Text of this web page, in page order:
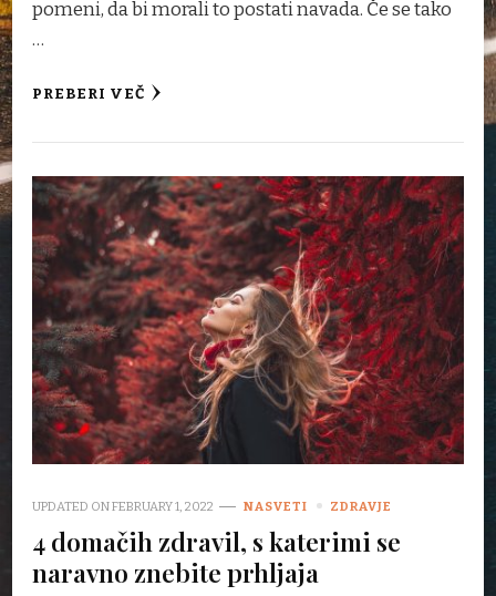
pomeni, da bi morali to postati navada. Če se tako
…
PREBERI VEČ
UPDATED ONFEBRUARY 1, 2022 NASVETI ZDRAVJE
4 domačih zdravil, s katerimi se
naravno znebite prhljaja